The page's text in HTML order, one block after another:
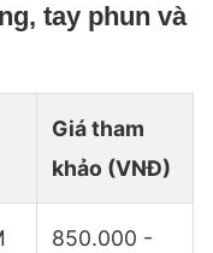
tay phun và
Giá tham
khảo (VNĐ)
850.000 -